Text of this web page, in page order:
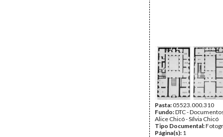
Pasta:05523.000.310
Fundo:DTC -
Alice Chicó - Sílvia Chicó
Tipo Documental:
Página(s): 1